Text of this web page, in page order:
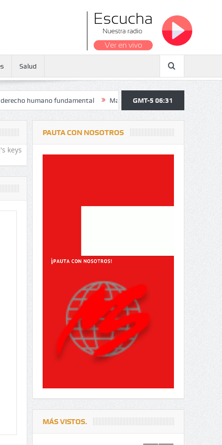
Salud
fundamental Maratón atendió a más de 38.000 jóvenes y
GMT-5 06:31
keys
PAUTA CON NOSOTROS
MÁS VISTOS.